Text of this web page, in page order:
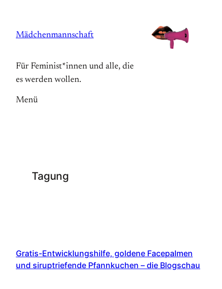
springen
Mädchenmannschaft
Für Feminist*innen und alle, die
es werden wollen.
Menü
Tagung
Gratis-Entwicklungshilfe, goldene Facepalmen
und siruptriefende Pfannkuchen – die Blogschau